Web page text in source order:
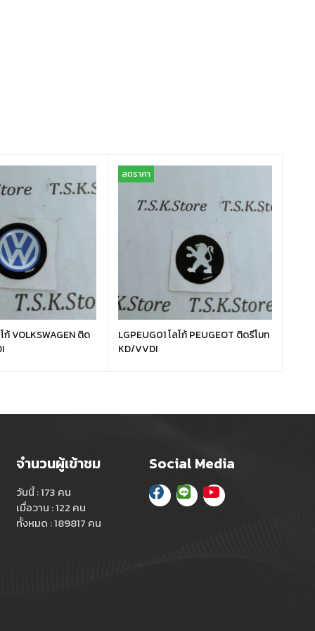
ลดราคา
LGPEUG01 โลโก้ PEUGEOT ติดรีโมท
KD/VVDI
จำนวนผู้เข้าชม
วันนี้ : 173 คน
เมื่อวาน : 122 คน
ทั้งหมด : 189817 คน
Social Media